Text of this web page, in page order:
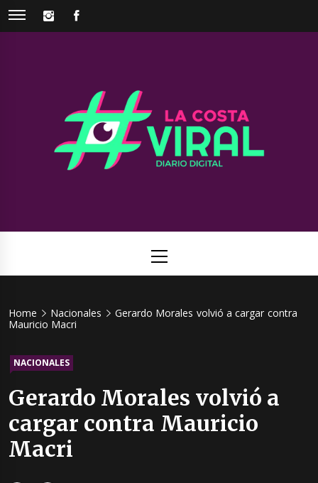
Skip
INSTAGRAM
Viral
Menu
Home Nacionales
Gerardo Morales volvió a cargar contra
Mauricio Macri
NACIONALES
Gerardo Morales volvió a
cargar contra Mauricio
Macri